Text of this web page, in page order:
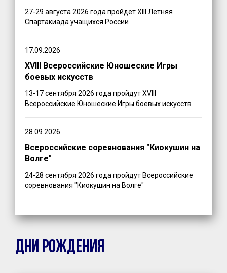
27-29 августа 2026 года пройдет XIII Летняя
Спартакиада учащихся России
17.09.2026
XVIII Всероссийские Юношеские Игры
боевых искусств
13-17 сентября 2026 года пройдут XVIII
Всероссийские Юношеские Игры боевых искусств
28.09.2026
Всероссийские соревнования "Киокушин на
Волге"
24-28 сентября 2026 года пройдут Всероссийские
соревнования "Киокушин на Волге"
ДНИ РОЖДЕНИЯ